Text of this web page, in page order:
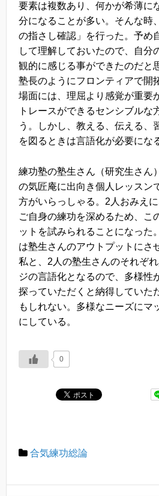
要素は複数あり、何かが希薄に
分になることが多い。そんな時
の指さし確認」を行った。予め
して理解しておいたので、自分
観的に感じる事ができたのだと
塾長のようにフロンティアで開
場面には、理屈より感覚が重要
トレースができるセンシブルな
う。しかし、教える、伝える、
を図るときは言語化が必要にな
練功塾の塾生さん（研究生さん
の気匠庵に出向き個人レッスン
方がいらっしゃる。2人おみえ
ご自身の練功を深めるため、こ
ットを試みられることになった
は塾生さんのアウトプットにさ
私と、2人の塾生さんのそれぞ
ジの言語化となるので、多様性
探っていただくと納得していた
もしれない。多様なニーズにマ
にしている。
0
合気練功総論